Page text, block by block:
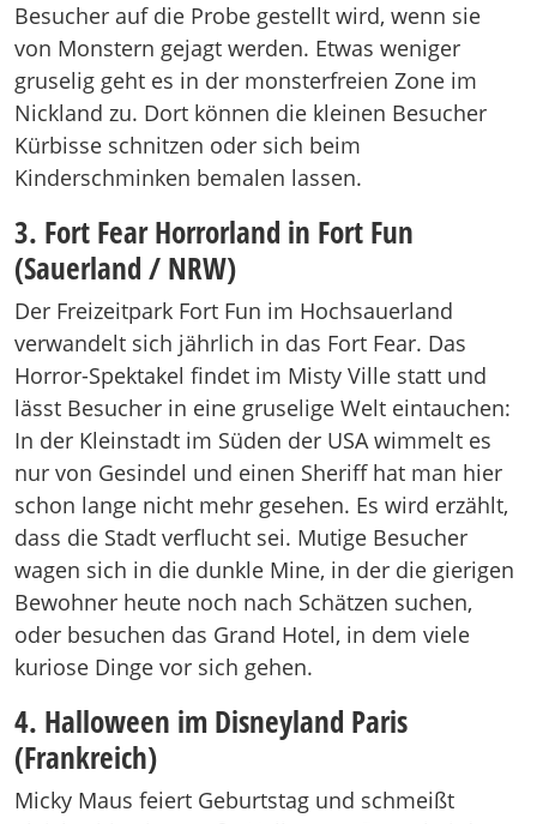
Besucher auf die Probe gestellt wird, wenn sie
von Monstern gejagt werden. Etwas weniger
gruselig geht es in der monsterfreien Zone im
Nickland zu. Dort können die kleinen Besucher
Kürbisse schnitzen oder sich beim
Kinderschminken bemalen lassen.
3. Fort Fear Horrorland in Fort Fun
(Sauerland / NRW)
Der Freizeitpark Fort Fun im Hochsauerland
verwandelt sich jährlich in das Fort Fear. Das
Horror-Spektakel findet im Misty Ville statt und
lässt Besucher in eine gruselige Welt eintauchen:
In der Kleinstadt im Süden der USA wimmelt es
nur von Gesindel und einen Sheriff hat man hier
schon lange nicht mehr gesehen. Es wird erzählt,
dass die Stadt verflucht sei. Mutige Besucher
wagen sich in die dunkle Mine, in der die gierigen
Bewohner heute noch nach Schätzen suchen,
oder besuchen das Grand Hotel, in dem viele
kuriose Dinge vor sich gehen.
4. Halloween im Disneyland Paris
(Frankreich)
Micky Maus feiert Geburtstag und schmeißt